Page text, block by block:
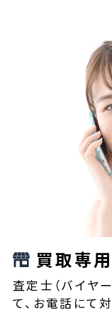
買取専
査定士（バイヤ
て、お電話にて